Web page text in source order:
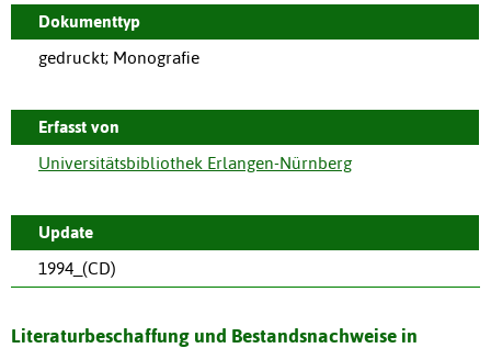
Dokumenttyp
gedruckt; Monografie
Erfasst von
Universitätsbibliothek Erlangen-Nürnberg
Update
1994_(CD)
Literaturbeschaffung und Bestandsnachweise in